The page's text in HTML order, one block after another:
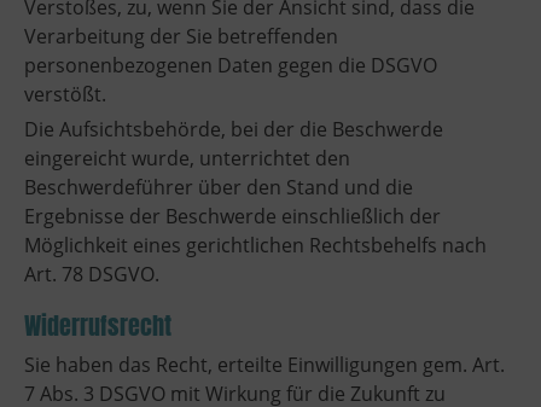
Verstoßes, zu, wenn Sie der Ansicht sind, dass die
Verarbeitung der Sie betreffenden
personenbezogenen Daten gegen die DSGVO
verstößt.
Die Aufsichtsbehörde, bei der die Beschwerde
eingereicht wurde, unterrichtet den
Beschwerdeführer über den Stand und die
Ergebnisse der Beschwerde einschließlich der
Möglichkeit eines gerichtlichen Rechtsbehelfs nach
Art. 78 DSGVO.
Widerrufsrecht
Sie haben das Recht, erteilte Einwilligungen gem. Art.
7 Abs. 3 DSGVO mit Wirkung für die Zukunft zu